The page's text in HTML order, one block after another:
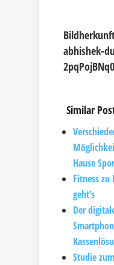
abhishek-
Similar
Hause
Fitness zu
geht’s
Der
Studie